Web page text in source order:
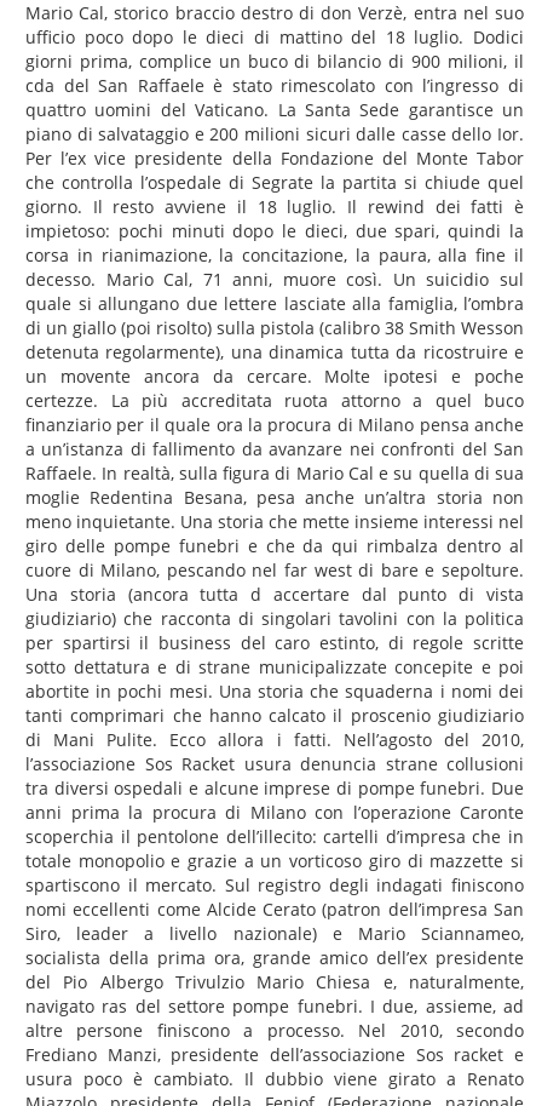
Mario Cal, storico braccio destro di don Verzè, entra nel suo
ufficio poco dopo le dieci di mattino del 18 luglio. Dodici
giorni prima, complice un buco di bilancio di 900 milioni, il
cda del San Raffaele è stato rimescolato con l’ingresso di
quattro uomini del Vaticano. La Santa Sede garantisce un
piano di salvataggio e 200 milioni sicuri dalle casse dello Ior.
Per l’ex vice presidente della Fondazione del Monte Tabor
che controlla l’ospedale di Segrate la partita si chiude quel
giorno. Il resto avviene il 18 luglio. Il rewind dei fatti è
impietoso: pochi minuti dopo le dieci, due spari, quindi la
corsa in rianimazione, la concitazione, la paura, alla fine il
decesso. Mario Cal, 71 anni, muore così. Un suicidio sul
quale si allungano due lettere lasciate alla famiglia, l’ombra
di un giallo (poi risolto) sulla pistola (calibro 38 Smith Wesson
detenuta regolarmente), una dinamica tutta da ricostruire e
un movente ancora da cercare. Molte ipotesi e poche
certezze. La più accreditata ruota attorno a quel buco
finanziario per il quale ora la procura di Milano pensa anche
a un’istanza di fallimento da avanzare nei confronti del San
Raffaele. In realtà, sulla figura di Mario Cal e su quella di sua
moglie Redentina Besana, pesa anche un’altra storia non
meno inquietante. Una storia che mette insieme interessi nel
giro delle pompe funebri e che da qui rimbalza dentro al
cuore di Milano, pescando nel far west di bare e sepolture.
Una storia (ancora tutta d accertare dal punto di vista
giudiziario) che racconta di singolari tavolini con la politica
per spartirsi il business del caro estinto, di regole scritte
sotto dettatura e di strane municipalizzate concepite e poi
abortite in pochi mesi. Una storia che squaderna i nomi dei
tanti comprimari che hanno calcato il proscenio giudiziario
di Mani Pulite. Ecco allora i fatti. Nell’agosto del 2010,
l’associazione Sos Racket usura denuncia strane collusioni
tra diversi ospedali e alcune imprese di pompe funebri. Due
anni prima la procura di Milano con l’operazione Caronte
scoperchia il pentolone dell’illecito: cartelli d’impresa che in
totale monopolio e grazie a un vorticoso giro di mazzette si
spartiscono il mercato. Sul registro degli indagati finiscono
nomi eccellenti come Alcide Cerato (patron dell’impresa San
Siro, leader a livello nazionale) e Mario Sciannameo,
socialista della prima ora, grande amico dell’ex presidente
del Pio Albergo Trivulzio Mario Chiesa e, naturalmente,
navigato ras del settore pompe funebri. I due, assieme, ad
altre persone finiscono a processo. Nel 2010, secondo
Frediano Manzi, presidente dell’associazione Sos racket e
usura poco è cambiato. Il dubbio viene girato a Renato